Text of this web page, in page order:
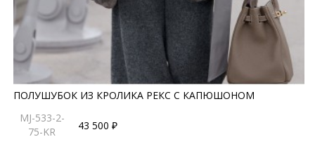
ПОЛУШУБОК ИЗ КРОЛИКА РЕКС С КАПЮШОНОМ
MJ-533-2-
75-KR
43 500 ₽